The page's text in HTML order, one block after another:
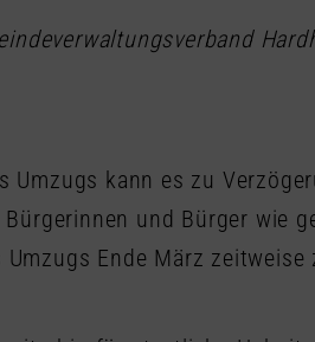
Umzugs kann es zu
und Bürger wie
Umzugs Ende März